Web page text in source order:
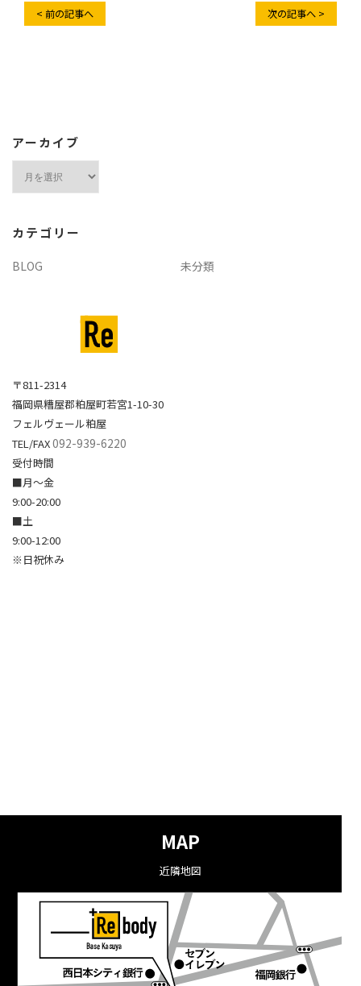
< 前の記事へ 次の記事へ >
アーカイブ
ブ
カテゴリー
BLOG 未分類
〒811-2314
福岡県糟屋郡粕屋町若宮1-10-30
フェルヴェール粕屋
TEL/FAX092-939-6220
受付時間
■月～金
9:00-20:00
■土
9:00-12:00
※日祝休み
MAP
近隣地図